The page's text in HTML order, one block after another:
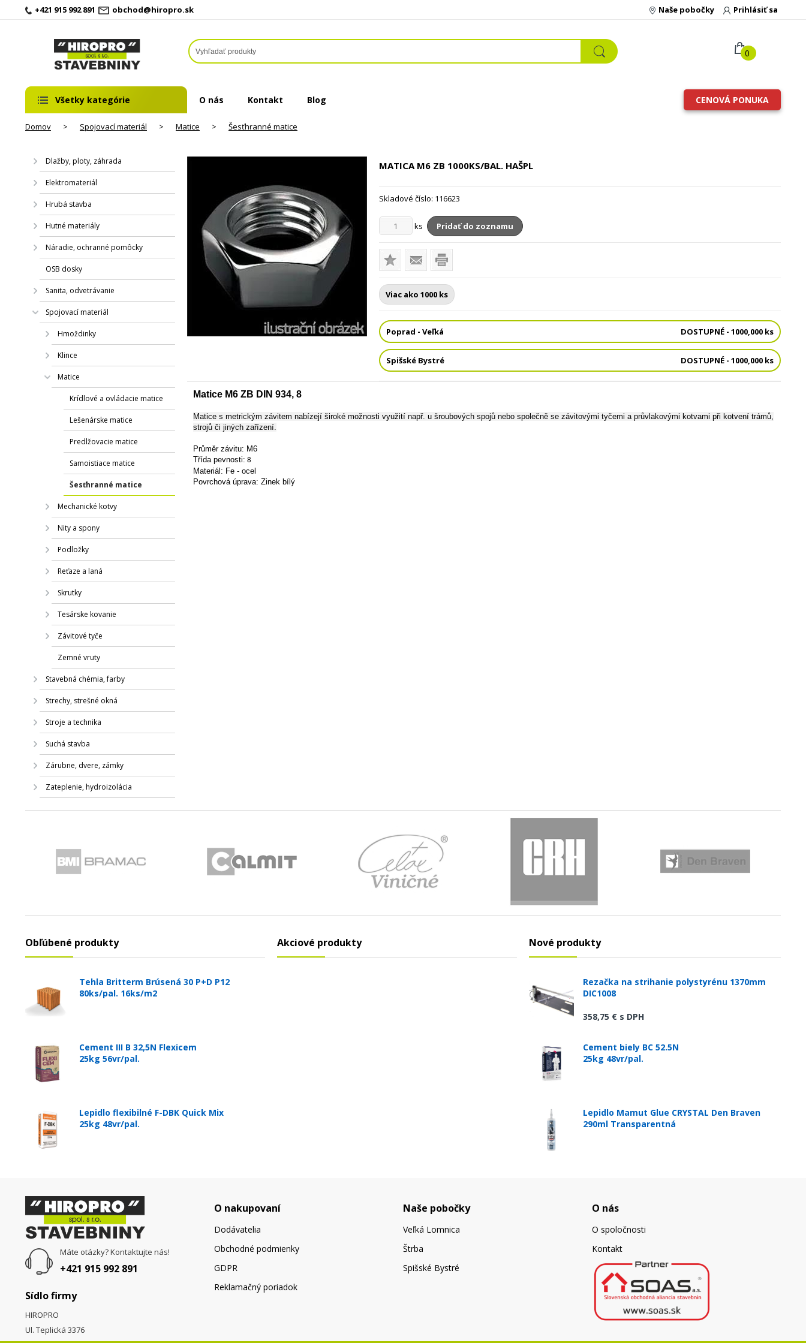
+421 915 992 891 obchod@hiropro.sk Prihlásiť sa
Naše pobočky
0
Všetky kategórie O nás Kontakt Blog CENOVÁ PONUKA
Domov > Spojovací materiál > Matice > Šesťhranné matice
Dlažby, ploty, záhrada
Elektromateriál
Hrubá stavba
Hutné materiály
Náradie, ochranné pomôcky
OSB dosky
Sanita, odvetrávanie
Spojovací materiál
Hmoždinky
Klince
Matice
Krídlové a ovládacie matice
Lešenárske matice
Predlžovacie matice
Samoistiace matice
Šesťhranné matice
Mechanické kotvy
Nity a spony
Podložky
Reťaze a laná
Skrutky
Tesárske kovanie
Závitové tyče
Zemné vruty
Stavebná chémia, farby
Strechy, strešné okná
Stroje a technika
Suchá stavba
Zárubne, dvere, zámky
Zateplenie, hydroizolácia
MATICA M6 ZB 1000KS/BAL. HAŠPL
Skladové číslo: 116623
ks Pridať do zoznamu
Viac ako 1000 ks
Poprad - Veľká DOSTUPNÉ - 1000,000 ks
Spišské Bystré DOSTUPNÉ - 1000,000 ks
Matice M6 ZB DIN 934, 8
Matice s metrickým závitem nabízejí široké možnosti využití např. u šroubových spojů nebo společně se závitovými tyčemi a průvlakovými kotvami při kotvení trámů,
strojů či jiných zařízení.
Průměr závitu: M6
Třída pevnosti: 8
Materiál: Fe - ocel
Povrchová úprava: Zinek bílý
Obľúbené produkty
Tehla Britterm Brúsená 30 P+D P12
80ks/pal. 16ks/m2
Cement III B 32,5N Flexicem
25kg 56vr/pal.
Lepidlo flexibilné F-DBK Quick Mix
25kg 48vr/pal.
Akciové produkty Nové produkty
Rezačka na strihanie polystyrénu 1370mm
DIC1008
358,75 € s DPH
Cement biely BC 52.5N
25kg 48vr/pal.
Lepidlo Mamut Glue CRYSTAL Den Braven
290ml Transparentná
Máte otázky? Kontaktujte nás!
+421 915 992 891
Sídlo firmy
HIROPRO
Ul. Teplická 3376
O nakupovaní
Dodávatelia
Obchodné podmienky
GDPR
Reklamačný poriadok
Naše pobočky
Veľká Lomnica
Štrba
Spišské Bystré
O nás
O spoločnosti
Kontakt